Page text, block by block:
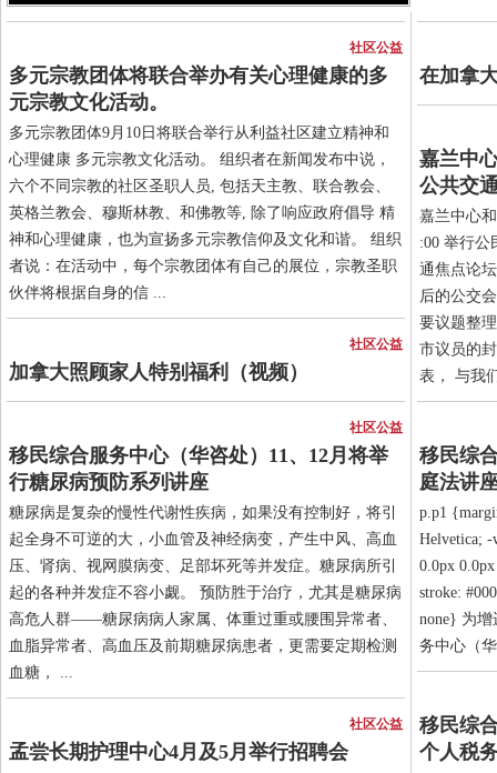
社区公益
多元宗教团体将联合举办有关心理健康的多
元宗教文化活动。
多元宗教团体9月10日将联合举行从利益社区建立精神和
心理健康 多元宗教文化活动。 组织者在新闻发布中说，
六个不同宗教的社区圣职人员, 包括天主教、联合教会、
英格兰教会、穆斯林教、和佛教等, 除了响应政府倡导 精
神和心理健康，也为宣扬多元宗教信仰及文化和谐。 组织
者说：在活动中，每个宗教团体有自己的展位，宗教圣职
伙伴将根据自身的信 ...
社区公益
加拿大照顾家人特别福利（视频）
社区公益
移民综合服务中心（华咨处）11、12月将举
行糖尿病预防系列讲座
糖尿病是复杂的慢性代谢性疾病，如果没有控制好，将引
起全身不可逆的大，小血管及神经病变，产生中风、高血
压、肾病、视网膜病变、足部坏死等并发症。糖尿病所引
起的各种并发症不容小觑。 预防胜于治疗，尤其是糖尿病
高危人群——糖尿病病人家属、体重过重或腰围异常者、
血脂异常者、高血压及前期糖尿病患者，更需要定期检测
血糖， ...
社区公益
孟尝长期护理中心4月及5月举行招聘会
在加拿
嘉兰中
公共交
嘉兰中心
:00 举行
通焦点论
后的公交
要议题整
市议员的
表， 与我
移民综
庭法讲
p.p1
Helvetica;
0.0px
stroke:
none} 为
务中心（
移民综
个人税